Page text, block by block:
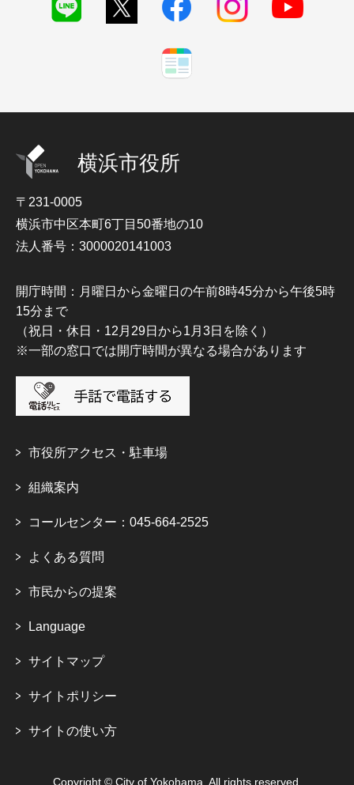
横浜市役所
〒231-0005
横浜市中区本町6丁目50番地の10
法人番号：3000020141003
開庁時間：月曜日から金曜日の午前8時45分から午後5時
15分まで
（祝日・休日・12月29日から1月3日を除く）
※一部の窓口では開庁時間が異なる場合があります
市役所アクセス・駐車場
組織案内
コールセンター：045-664-2525
よくある質問
市民からの提案
Language
サイトマップ
サイトポリシー
サイトの使い方
Copyright © City of Yokohama. All rights reserved.